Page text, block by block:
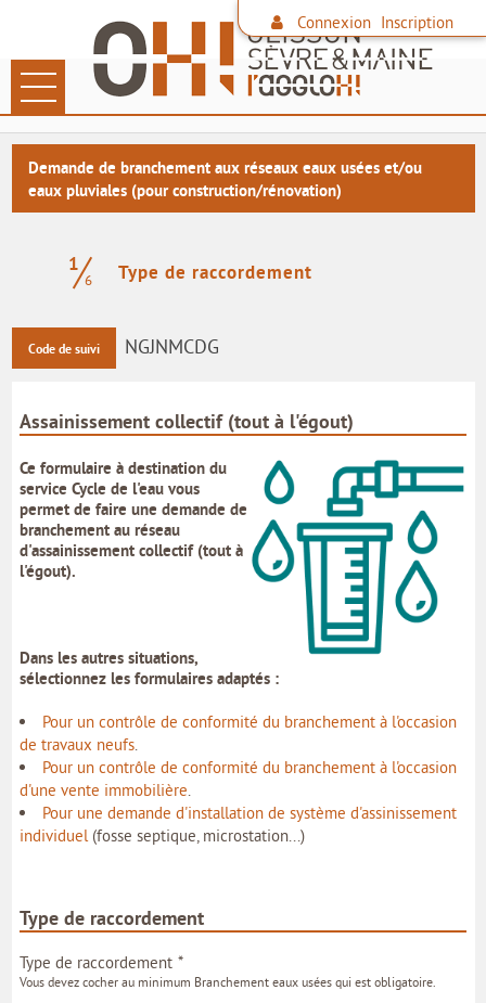
Connexion Inscription
Ouvrir le menu
LES DÉMARCHES
PAIEMENT EN LIGNE
FAMILLE
CONTACTER L'AGGLO
MON COMPTE
MON PROFIL
Demande de branchement aux réseaux eaux usées et/ou
eaux pluviales (pour construction/rénovation)
Code de suivi NGJNMCDG
1
6 Type de raccordement(étape courante)
Assainissement collectif (tout à l'égout)
Ce formulaire à destination du
service Cycle de l'eau vous
permet de faire une demande de
branchement au réseau
d'assainissement collectif(tout à
l'égout).
Dans les autres situations,
sélectionnez les formulaires adaptés :
Pour un contrôle de conformité du branchement à l'occasion
de travaux neufs.
Pour un contrôle de conformité du branchement à l'occasion
d'une vente immobilière.
Pour une demande d'installation de système d'assinissement
individuel (fosse septique, microstation...)
Type de raccordement
Type de raccordement *
Vous devez cocher au minimum Branchement eaux usées qui est obligatoire.